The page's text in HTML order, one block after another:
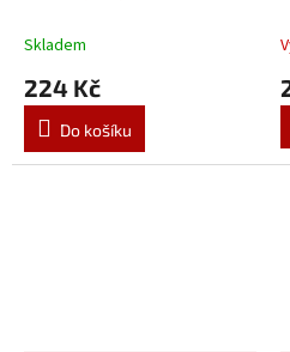
Skladem
224 Kč
Do košíku